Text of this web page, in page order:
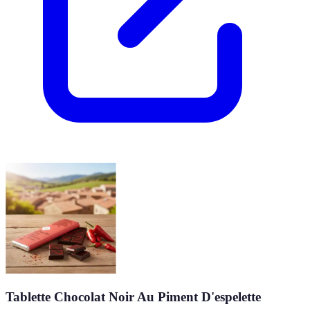
Tablette Chocolat Noir Au Piment D'espelette